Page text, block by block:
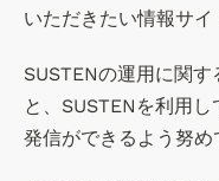
いただきたい情報サイ
SUSTENの運用に関
と、SUSTENを利用
発信ができるよう努め